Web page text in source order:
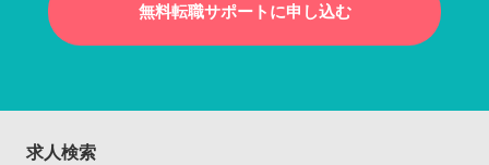
無料転職サポートに申し込む
求人検索